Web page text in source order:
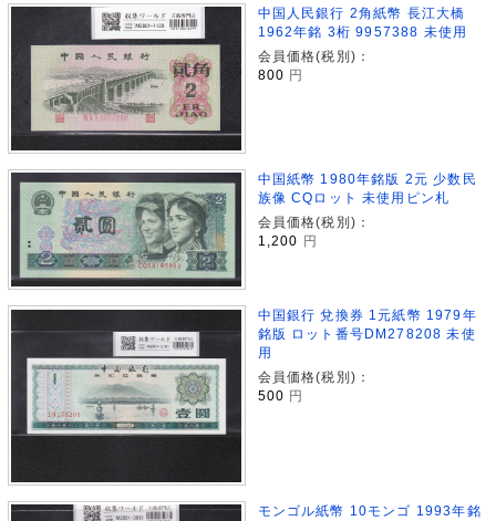
中国人民銀行 2角紙幣 長江大橋
1962年銘 3桁 9957388 未使用
会員価格(税別)：
800 円
中国紙幣 1980年銘版 2元 少数民
族像 CQロット 未使用ピン札
会員価格(税別)：
1,200
円
中国銀行 兌換券 1元紙幣 1979年
銘版 ロット番号DM278208 未使
用
会員価格(税別)：
500 円
モンゴル紙幣 10モンゴ 1993年銘